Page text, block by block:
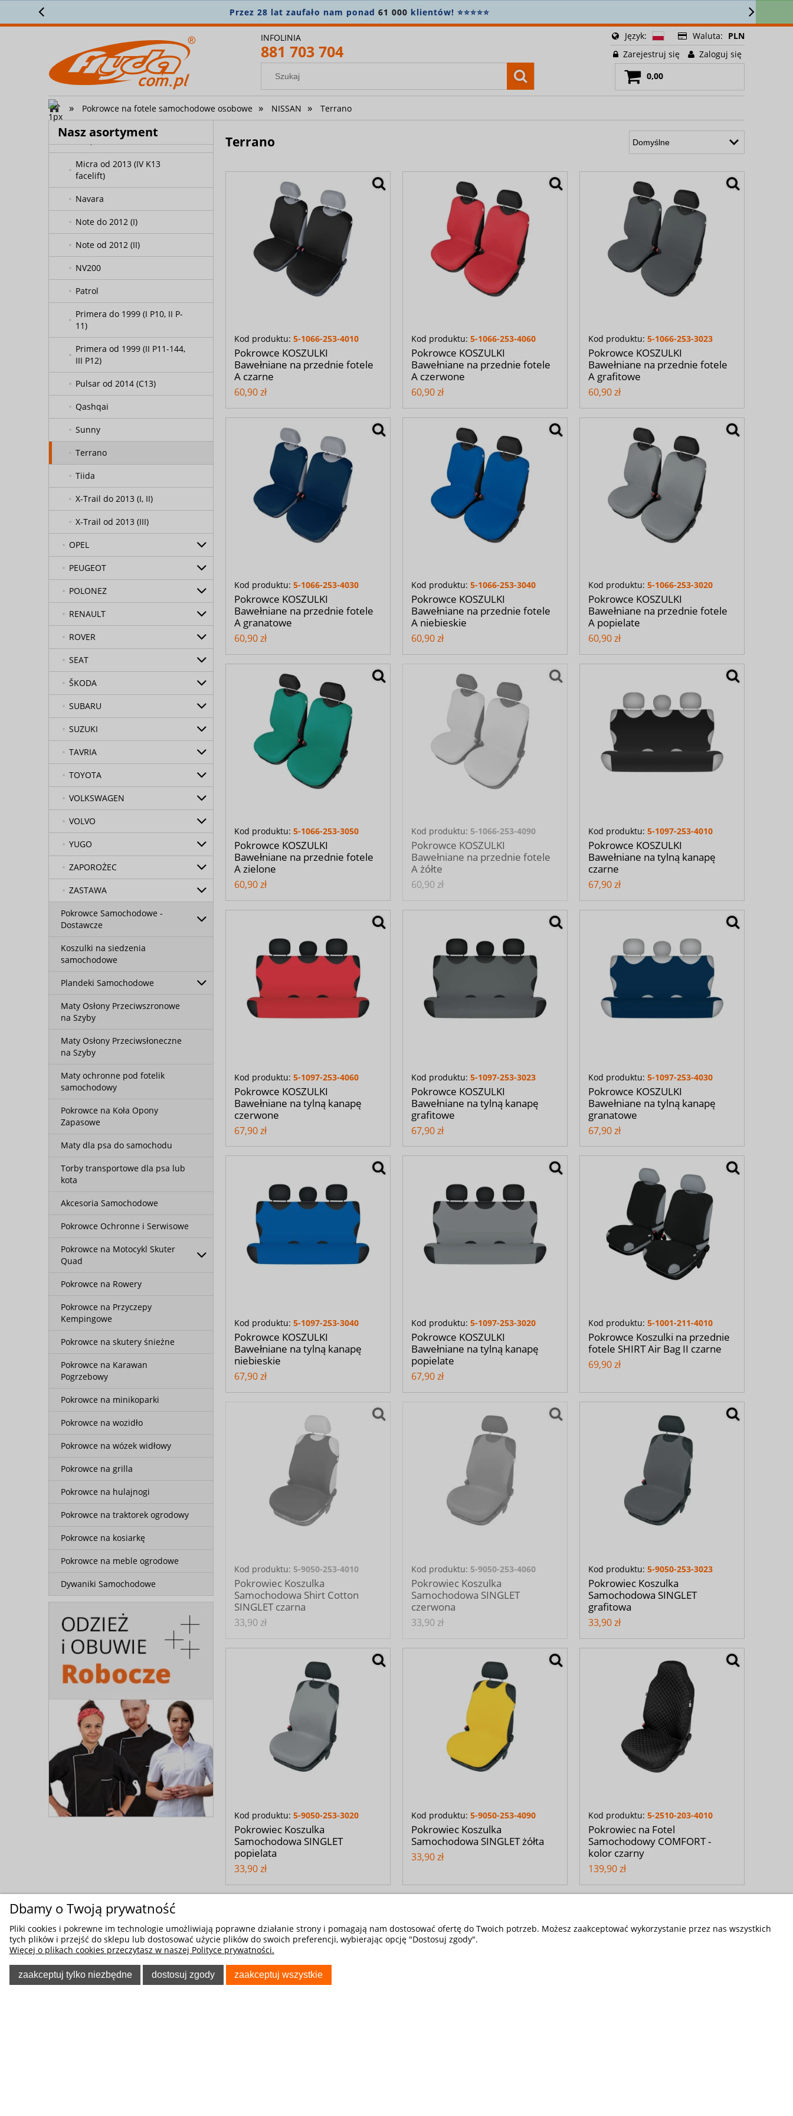
Zamówienie powyżej 400 zł? Wysyłkę bierzemy na siebie! 🚚
INFOLINIA
881 703 704
Język: Waluta: PLN
Zarejestruj się
Zaloguj się
0,00
» Pokrowce na fotele samochodowe osobowe » NISSAN » Terrano
Nasz asortyment
Kubistar
Maxima
Micra do 2002 (II K11)
Micra 2002-2013 (III K12, IV
Micra od 2013 (IV K13
facelift)
Navara
Note do 2012 (I)
Note od 2012 (II)
NV200
Patrol
Primera do 1999 (I P10, II P-
11)
Primera od 1999 (II P11-144,
III P12)
Pulsar od 2014 (C13)
Qashqai
Sunny
Terrano
Tiida
X-Trail do 2013 (I, II)
X-Trail od 2013 (III)
OPEL
PEUGEOT
POLONEZ
RENAULT
ROVER
SEAT
ŠKODA
SUBARU
SUZUKI
TAVRIA
TOYOTA
VOLKSWAGEN
VOLVO
YUGO
ZAPOROŻEC
ZASTAWA
Pokrowce Samochodowe -
Dostawcze
Koszulki na siedzenia
samochodowe
Plandeki Samochodowe
Maty Osłony Przeciwszronowe
na Szyby
Maty Osłony Przeciwsłoneczne
na Szyby
Maty ochronne pod fotelik
samochodowy
Pokrowce na Koła Opony
Zapasowe
Maty dla psa do samochodu
Torby transportowe dla psa lub
kota
Akcesoria Samochodowe
Pokrowce Ochronne i Serwisowe
Pokrowce na Motocykl Skuter
Quad
Pokrowce na Rowery
Pokrowce na Przyczepy
Kempingowe
Pokrowce na skutery śnieżne
Pokrowce na Karawan
Pogrzebowy
Pokrowce na minikoparki
Pokrowce na wozidło
Pokrowce na wózek widłowy
Pokrowce na grilla
Pokrowce na hulajnogi
Pokrowce na traktorek ogrodowy
Pokrowce na kosiarkę
Pokrowce na meble ogrodowe
Dywaniki Samochodowe
Terrano
Kod produktu: 5-1066-253-4010
Pokrowce KOSZULKI
Bawełniane na przednie fotele
A czarne
60,90 zł
Kod produktu: 5-1066-253-4060
Pokrowce KOSZULKI
Bawełniane na przednie fotele
A czerwone
60,90 zł
Kod produktu: 5-1066-253-3023
Pokrowce KOSZULKI
Bawełniane na przednie fotele
A grafitowe
60,90 zł
Kod produktu: 5-1066-253-4030
Pokrowce KOSZULKI
Bawełniane na przednie fotele
A granatowe
60,90 zł
Kod produktu: 5-1066-253-3040
Pokrowce KOSZULKI
Bawełniane na przednie fotele
A niebieskie
60,90 zł
Kod produktu: 5-1066-253-3020
Pokrowce KOSZULKI
Bawełniane na przednie fotele
A popielate
60,90 zł
Kod produktu: 5-1066-253-3050
Pokrowce KOSZULKI
Bawełniane na przednie fotele
A zielone
60,90 zł
Kod produktu: 5-1066-253-4090
Pokrowce KOSZULKI
Bawełniane na przednie fotele
A żółte
60,90 zł
Kod produktu: 5-1097-253-4010
Pokrowce KOSZULKI
Bawełniane na tylną kanapę
czarne
67,90 zł
Kod produktu: 5-1097-253-4060
Pokrowce KOSZULKI
Bawełniane na tylną kanapę
czerwone
67,90 zł
Kod produktu: 5-1097-253-3023
Pokrowce KOSZULKI
Bawełniane na tylną kanapę
grafitowe
67,90 zł
Kod produktu: 5-1097-253-4030
Pokrowce KOSZULKI
Bawełniane na tylną kanapę
granatowe
67,90 zł
Kod produktu: 5-1097-253-3040
Pokrowce KOSZULKI
Bawełniane na tylną kanapę
niebieskie
67,90 zł
Kod produktu: 5-1097-253-3020
Pokrowce KOSZULKI
Bawełniane na tylną kanapę
popielate
67,90 zł
Kod produktu: 5-1001-211-4010
Pokrowce Koszulki na przednie
fotele SHIRT Air Bag II czarne
69,90 zł
Kod produktu: 5-9050-253-4010
Pokrowiec Koszulka
Samochodowa Shirt Cotton
SINGLET czarna
33,90 zł
Kod produktu: 5-9050-253-4060
Pokrowiec Koszulka
Samochodowa SINGLET
czerwona
33,90 zł
Kod produktu: 5-9050-253-3023
Pokrowiec Koszulka
Samochodowa SINGLET
grafitowa
33,90 zł
Kod produktu: 5-9050-253-3020
Pokrowiec Koszulka
Samochodowa SINGLET
popielata
33,90 zł
Kod produktu: 5-9050-253-4090
Pokrowiec Koszulka
Samochodowa SINGLET żółta
33,90 zł
Kod produktu: 5-2510-203-4010
Pokrowiec na Fotel
Samochodowy COMFORT -
kolor czarny
139,90 zł
Dbamy o Twoją prywatność
Pliki cookies i pokrewne im technologie umożliwiają poprawne działanie strony i pomagają nam dostosować ofertę do Twoich potrzeb. Możesz zaakceptować wykorzystanie przez nas wszystkich
tych plików i przejść do sklepu lub dostosować użycie plików do swoich preferencji, wybierając opcję "Dostosuj zgody".
Więcej o plikach cookies przeczytasz w naszej Polityce prywatności.
zaakceptuj tylko niezbędne dostosuj zgody zaakceptuj wszystkie